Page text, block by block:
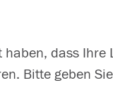
haben, dass
Bitte geben